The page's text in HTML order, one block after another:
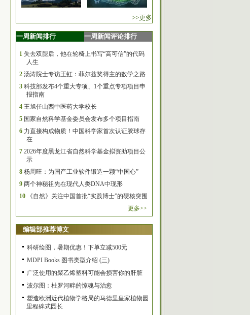
>>更多
一周新闻排行 一周新闻评论排行
1 失去双腿后，他在轮椅上书写“高可信”的代码
人生
2 汤涛院士专访王虹：菲尔兹奖得主的数学之路
3 科技部发布4个重大专项、1个重点专项项目申
报指南
4 王旭任山西中医药大学校长
5 国家自然科学基金委员会发布多个项目指南
6 力直接构成物质！中国科学家首次认证胶球存
在
7 2026年度黑龙江省自然科学基金拟资助项目公
示
8 杨周旺：为国产工业软件锻造一颗“中国心”
9 两个神秘祖先在现代人类DNA中现形
10
《自然》关注中国首批“实践博士”的硬核突围
更多>>
编辑部推荐博文
科研绘图，暑期优惠！下单立减500元
MDPI Books 图书类型介绍 (三)
广泛使用的聚乙烯塑料可能会损害你的肝脏
波尔图：杜罗河畔的惊魂与治愈
塑造欧洲近代植物学格局的马德里皇家植物园
里程碑式园长